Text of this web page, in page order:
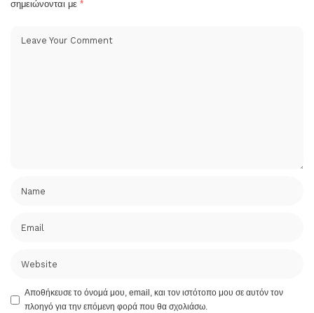
σημειώνονται με *
Αποθήκευσε το όνομά μου, email, και τον ιστότοπο μου σε αυτόν τον
πλοηγό για την επόμενη φορά που θα σχολιάσω.